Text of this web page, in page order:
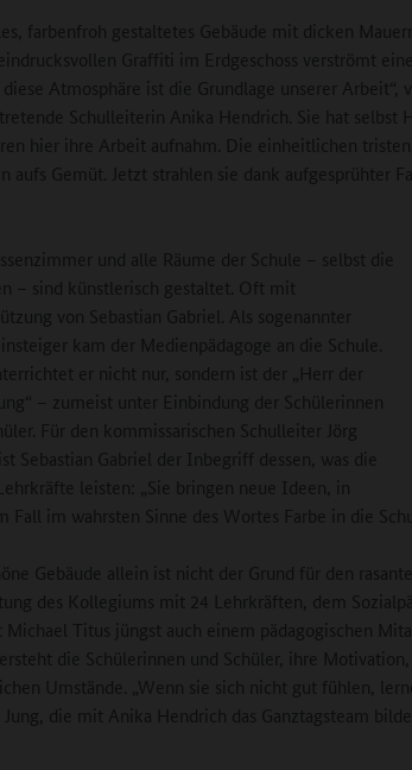
farbenfroh gestaltetes Gebäude mit dicken
Graffiti im Erdgeschoss verströmt
diese Atmosphäre ist die Grundlage unserer Arbeit“,
Schulleiterin Anika Hendrich. Sie hat selbst
hier ihre Arbeit aufnahm. Die einheitlichen
aufs Gemüt. Jetzt strahlen sie dank aufgesprühter
und alle Räume der Schule – selbst die
– sind künstlerisch gestaltet. Oft mit
von Sebastian Gabriel. Als sogenannter
kam der Medienpädagoge an die Schule.
er nicht nur, sondern ist der „Herr der
– zumeist unter Einbindung der Schülerinnen
Für den kommissarischen Schulleiter Jörg
Sebastian Gabriel der Inbegriff dessen, was die
leisten: „Sie bringen neue Ideen, in
Fall im wahrsten Sinne des Wortes Farbe in die
Gebäude allein ist nicht der Grund für den
des Kollegiums mit 24 Lehrkräften, dem
Michael Titus jüngst auch einem pädagogischen
die Schülerinnen und Schüler, ihre
Umstände. „Wenn sie sich nicht gut fühlen,
Jung, die mit Anika Hendrich das Ganztagsteam